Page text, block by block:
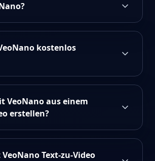
kostenlos
VeoNano aus einem
erstellen?
Text-zu-Video